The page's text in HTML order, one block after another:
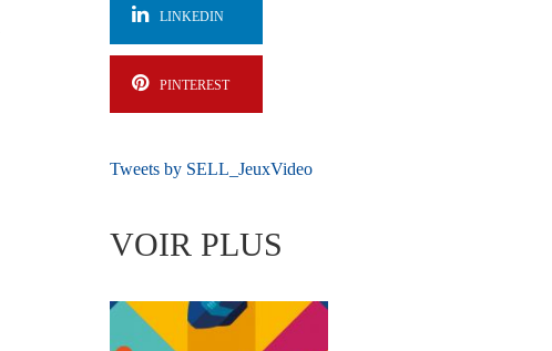
LINKEDIN
PINTEREST
Tweets by SELL_JeuxVideo
VOIR PLUS